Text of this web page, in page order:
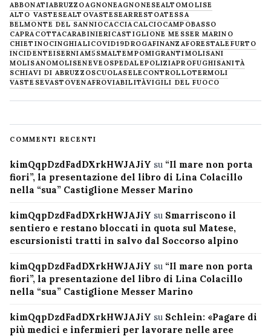
ABBONATIABRUZZOAGNONEAGNONESEALTOMOLISE
ALTO VASTESEALTOVASTESEARRESTOATESSA
BELMONTE DEL SANNIOCACCIACALCIOCAMPOBASSO
CAPRACOTTACARABINIERICASTIGLIONE MESSER MARINO
CHIETINOCINGHIALICOVID19DROGAFINANZAFORESTALE FURTO
INCIDENTEISERNIAM5SMALTEMPOMIGRANTIMOLISANI
MOLISANOMOLISENEVE OSPEDALEPOLIZIAPROFUGHISANITÀ
SCHIAVI DI ABRUZZOSCUOLASELECONTROLLOTERMOLI
VASTESEVASTOVENAFROVIABILITÀVIGILI DEL FUOCO
COMMENTI RECENTI
kimQqpDzdFadDXrkHWJAJiY su “Il mare non porta
fiori”, la presentazione del libro di Lina Colacillo
nella “sua” Castiglione Messer Marino
kimQqpDzdFadDXrkHWJAJiY su Smarriscono il
sentiero e restano bloccati in quota sul Matese,
escursionisti tratti in salvo dal Soccorso alpino
kimQqpDzdFadDXrkHWJAJiY su “Il mare non porta
fiori”, la presentazione del libro di Lina Colacillo
nella “sua” Castiglione Messer Marino
kimQqpDzdFadDXrkHWJAJiY su Schlein: «Pagare di
più medici e infermieri per lavorare nelle aree